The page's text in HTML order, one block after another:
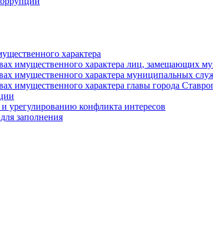
характера
имущественного характера лиц,
имущественного характера муниципальных
имущественного характера главы города
конфликта интересов
заполнения